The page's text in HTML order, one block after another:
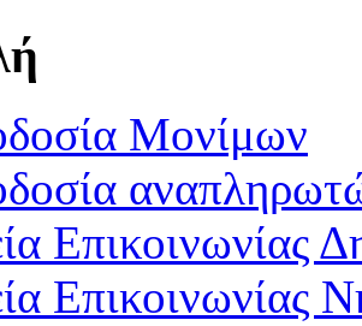
Μονίμων
Επικοινωνίας
Επικοινωνίας